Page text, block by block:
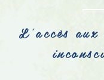
L'accès aux